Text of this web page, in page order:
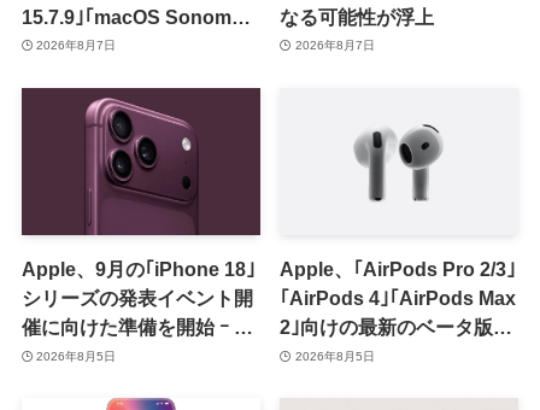
15.7.9｣｢macOS Sonoma
14.8.9｣をリリース ｰ 画面共
2026年8月7日
なる可能性が浮上
2026年8月7日
Apple、9月の｢iPhone 18｣
シリーズの発表イベント開
催に向けた準備を開始 ｰ 9
月8日か9月9日に開催見込
2026年8月5日
Apple、｢AirPods Pro 2/3｣
｢AirPods 4｣｢AirPods Max
2｣向けの最新のベータ版フ
ァームウェア｢9A5336b｣を
2026年8月5日